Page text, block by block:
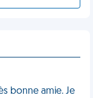
bonne amie. Je